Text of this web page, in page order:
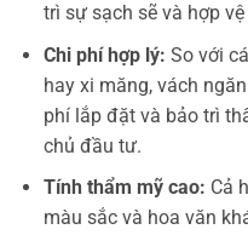
trì sự sạch sẽ và hợp
Chi phí hợp lý: So với
hay xi măng, vách
phí lắp đặt và bảo trì
chủ đầu tư.
Tính thẩm mỹ cao: Cả
màu sắc và hoa văn